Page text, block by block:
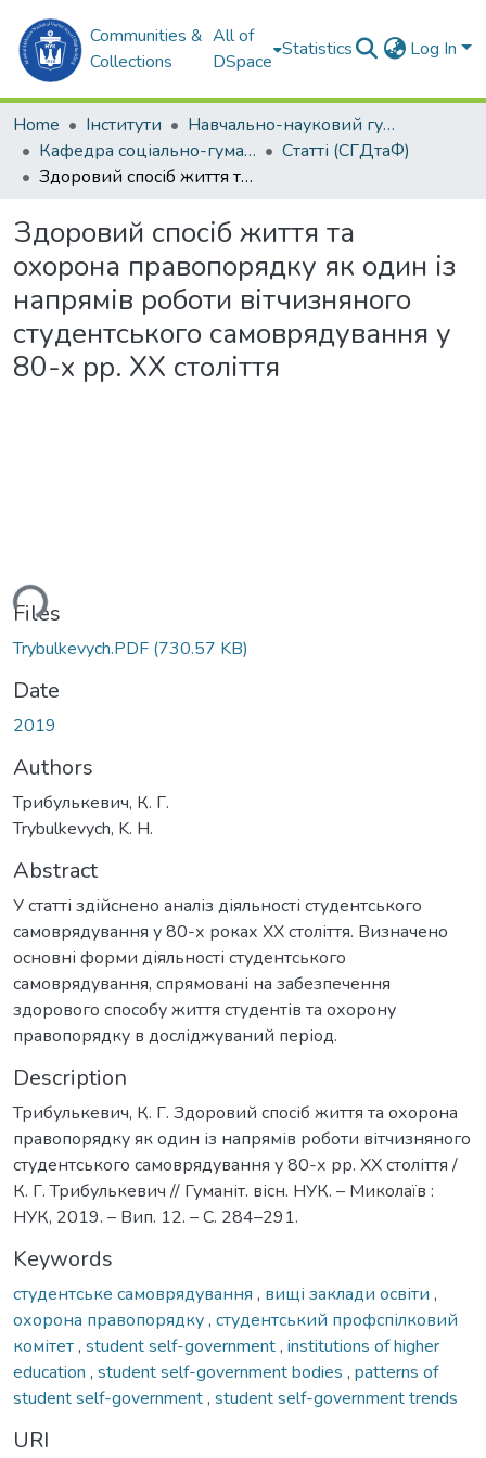
Communities &
Collections
All of
DSpace
Statistics Log In
Home Інститути
Навчально-науковий гуманітарний інститут (ННГІ)
Кафедра соціально-гуманітарних дисциплін та філософії (СГДтаФ)
Статті (СГДтаФ)
Здоровий спосіб життя та охорона правопорядку як один із напрямів роботи вітчизняного студентського самоврядування у 80-х рр. XX століття
Здоровий спосіб життя та
охорона правопорядку як один із
напрямів роботи вітчизняного
студентського самоврядування у
80-х рр. XX століття
Files
Trybulkevych.PDF (730.57 KB)
Date
2019
Authors
Трибулькевич, К. Г.
Trybulkevych, K. H.
Abstract
У статті здійснено аналіз діяльності студентського
самоврядування у 80-х роках ХХ століття. Визначено
основні форми діяльності студентського
самоврядування, спрямовані на забезпечення
здорового способу життя студентів та охорону
правопорядку в досліджуваний період.
Description
Трибулькевич, К. Г. Здоровий спосіб життя та охорона
правопорядку як один із напрямів роботи вітчизняного
студентського самоврядування у 80-х рр. XX століття /
К. Г. Трибулькевич // Гуманіт. вісн. НУК. – Миколаїв :
НУК, 2019. – Вип. 12. – С. 284–291.
Keywords
студентське самоврядування , вищі заклади освіти ,
охорона правопорядку, студентський профспілковий
комітет, student self-government, institutions of higher
education , student self-government bodies , patterns of
student self-government, student self-government trends
URI